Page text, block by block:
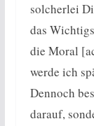
solcherlei
das
die Moral
werde ich
Dennoch
darauf,